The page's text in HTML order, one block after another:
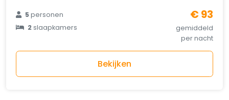
5personen
2slaapkamers
€ 93
gemiddeld
per nacht
Bekijken